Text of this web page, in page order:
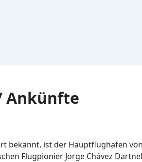
Ankünfte
bekannt, ist der Hauptflughafen
Flugpionier Jorge Chávez